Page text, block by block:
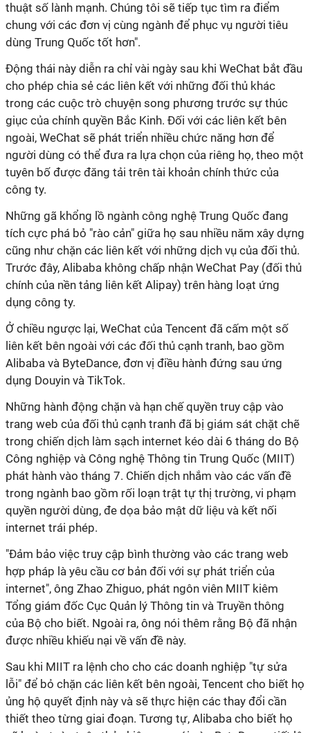
thuật số lành mạnh. Chúng tôi sẽ tiếp tục tìm ra điểm
chung với các đơn vị cùng ngành để phục vụ người tiêu
dùng Trung Quốc tốt hơn".
Động thái này diễn ra chỉ vài ngày sau khi WeChat bắt đầu
cho phép chia sẻ các liên kết với những đối thủ khác
trong các cuộc trò chuyện song phương trước sự thúc
giục của chính quyền Bắc Kinh. Đối với các liên kết bên
ngoài, WeChat sẽ phát triển nhiều chức năng hơn để
người dùng có thể đưa ra lựa chọn của riêng họ, theo một
tuyên bố được đăng tải trên tài khoản chính thức của
công ty.
Những gã khổng lồ ngành công nghệ Trung Quốc đang
tích cực phá bỏ "rào cản" giữa họ sau nhiều năm xây dựng
cũng như chặn các liên kết với những dịch vụ của đối thủ.
Trước đây, Alibaba không chấp nhận WeChat Pay (đối thủ
chính của nền tảng liên kết Alipay) trên hàng loạt ứng
dụng công ty.
Ở chiều ngược lại, WeChat của Tencent đã cấm một số
liên kết bên ngoài với các đối thủ cạnh tranh, bao gồm
Alibaba và ByteDance, đơn vị điều hành đứng sau ứng
dụng Douyin và TikTok.
Những hành động chặn và hạn chế quyền truy cập vào
trang web của đối thủ cạnh tranh đã bị giám sát chặt chẽ
trong chiến dịch làm sạch internet kéo dài 6 tháng do Bộ
Công nghiệp và Công nghệ Thông tin Trung Quốc (MIIT)
phát hành vào tháng 7. Chiến dịch nhắm vào các vấn đề
trong ngành bao gồm rối loạn trật tự thị trường, vi phạm
quyền người dùng, đe dọa bảo mật dữ liệu và kết nối
internet trái phép.
"Đảm bảo việc truy cập bình thường vào các trang web
hợp pháp là yêu cầu cơ bản đối với sự phát triển của
internet", ông Zhao Zhiguo, phát ngôn viên MIIT kiêm
Tổng giám đốc Cục Quản lý Thông tin và Truyền thông
của Bộ cho biết. Ngoài ra, ông nói thêm rằng Bộ đã nhận
được nhiều khiếu nại về vấn đề này.
Sau khi MIIT ra lệnh cho cho các doanh nghiệp "tự sửa
lỗi" để bỏ chặn các liên kết bên ngoài, Tencent cho biết họ
ủng hộ quyết định này và sẽ thực hiện các thay đổi cần
thiết theo từng giai đoạn. Tương tự, Alibaba cho biết họ